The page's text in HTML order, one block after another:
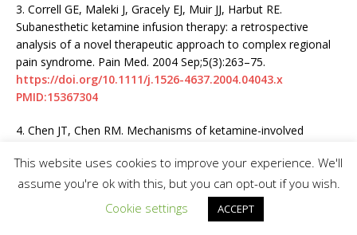
3. Correll GE, Maleki J, Gracely EJ, Muir JJ, Harbut RE.
Subanesthetic ketamine infusion therapy: a retrospective
analysis of a novel therapeutic approach to complex regional
pain syndrome. Pain Med. 2004 Sep;5(3):263–75.
https://doi.org/10.1111/j.1526-4637.2004.04043.x
PMID:15367304
4. Chen JT, Chen RM. Mechanisms of ketamine-involved
Drug Metab Toxicol. 2010 Mar;6(3):273–81.
https://doi.org/10.1517/17425250903505108 PMID:20163319
Lo RS, Krishnamoorthy R, Freeman JG, Austin AS.
This website uses cookies to improve your experience. We'll
assume you're ok with this, but you can opt-out if you wish.
Cookie settings
ACCEPT